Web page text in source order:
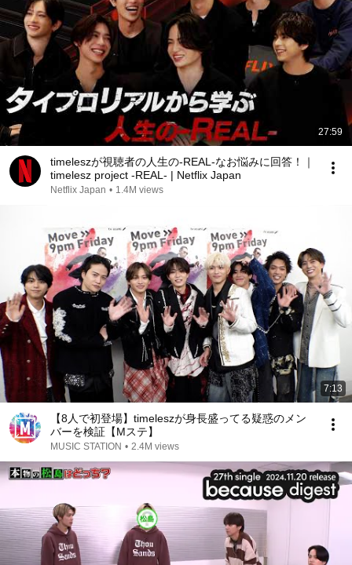
27:59
timeleszが視聴者の人生の-REAL-なお悩みに回答！｜
timelesz project -REAL- | Netflix Japan
Netflix Japan • 1.4M views
7:13
【8人で初登場】timeleszが身長盛ってる疑惑のメン
バーを検証【Mステ】
MUSIC STATION • 2.4M views